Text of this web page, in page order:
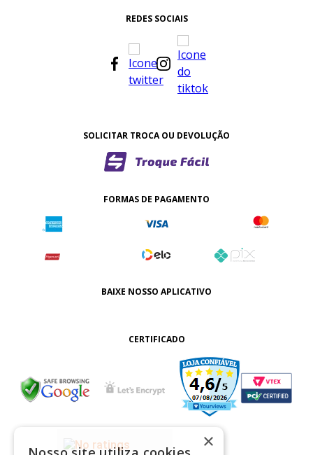
REDES SOCIAIS
SOLICITAR TROCA OU DEVOLUÇÃO
FORMAS DE PAGAMENTO
BAIXE NOSSO APLICATIVO
CERTIFICADO
×